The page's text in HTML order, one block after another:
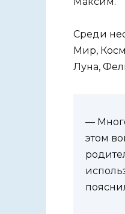
Среди
Мир,
Луна,
—
этом